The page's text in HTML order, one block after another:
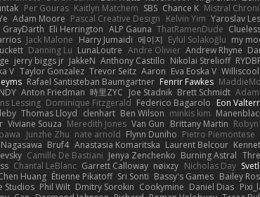
Per Gouras Kaitlyn Matchem SBS Chance K Mistral
Adam Moore Pascal Creative Design Kelvin Yim Yaroslav
GrayDarth Eli Herrington ALP Gauna ThatRamenDude
Jack Malone Harry Jumaidi 에이지 Eylül Solakoğlu my
Danning Lu LunaLoutre Andre Olivier Andrew Rhyne
jerry biggs jr JakkeN Anthony Castillo Nikolai Strelioff
V Taylor Gonzalez Trevor Seitz Aaron Eva Eoska V Williscool
Rafael Santisteban Baumgartner Fenrir Fawkes
Anton Friedman 時里ZYC Joe Stadnik Brett Schmidt
Lessing Dominique Fitzgerald Federico Bagarolo Eon
Thomas Lloyd clenhart Ben Wilson minkis kim
Viviane Souza Meredith Jones Van Gun Brittany Martin
Junzhe Zhu nate arnold Flynn Duniho Pietro Piemontese
Bruf4 Anastasia Komaritska Laurent Belcour
Camille De Bastiani Jenya Zenchenko Burning Astral
Chantal LeBlanc Garrett Calloway nøixzy Nicholas Day
Huang Étienne Pikatoff Sri Sonti Bassy's Games Bailey
Studios Phil Wilt Dmitry Sorokin Cookymine Daniel Dias